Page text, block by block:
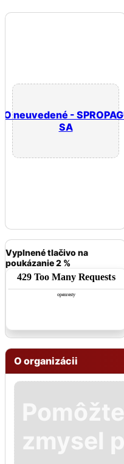
neuvedené -
SA
Vyplnené tlačivo na
poukázanie 2 %
O organizácii
zmysel